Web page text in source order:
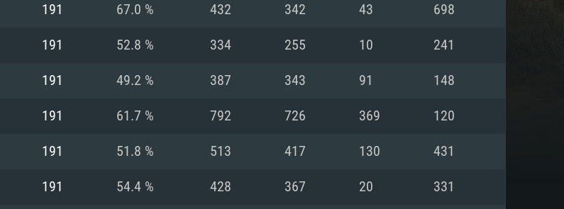
SYSTÈME REQUISE
191 67.0 % 432 342 43 698
191 52.8 % 334 255 10 241
191 49.2 % 387 343 91 148
191 61.7 % 792 726 369 120
191 51.8 % 513 417 130 431
191 54.4 % 428 367 20 331